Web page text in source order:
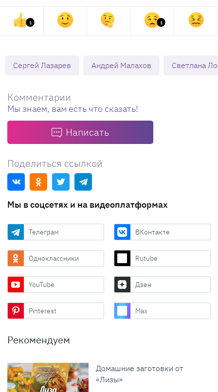
1 1
Сергей Лазарев Андрей Малахов Светлана
Комментарии
Мы знаем, вам есть что сказать!
Написать
Поделиться ссылкой
Мы в соцсетях и на видеоплатформах
Телеграм ВКонтакте
Одноклассники Rutube
YouTube Дзен
Pinterest Max
Рекомендуем
Домашние заготовки от
«Лизы»